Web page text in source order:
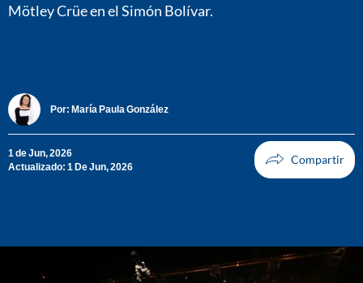
Mötley Crüe en el Simón Bolívar.
Por: María Paula González
1 de Jun, 2026
Actualizado: 1 De Jun, 2026